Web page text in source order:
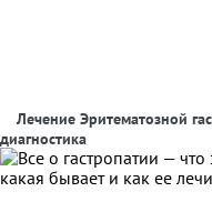
Лечение Эритематозной
диагностика